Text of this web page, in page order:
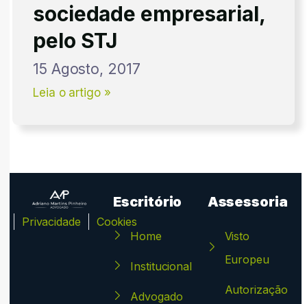
sociedade empresarial,
pelo STJ
15 Agosto, 2017
Leia o artigo »
Privacidade Cookies
Escritório
Home
Institucional
Advogado
Assessoria
Visto
Europeu
Autorização